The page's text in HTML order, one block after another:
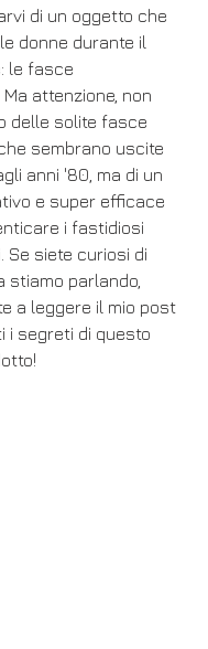
di un oggetto che
donne durante il
le fasce
attenzione, non
delle solite fasce
sembrano uscite
anni '80, ma di un
e super efficace
i fastidiosi
Se siete curiosi di
stiamo parlando,
a leggere il mio post
i segreti di questo